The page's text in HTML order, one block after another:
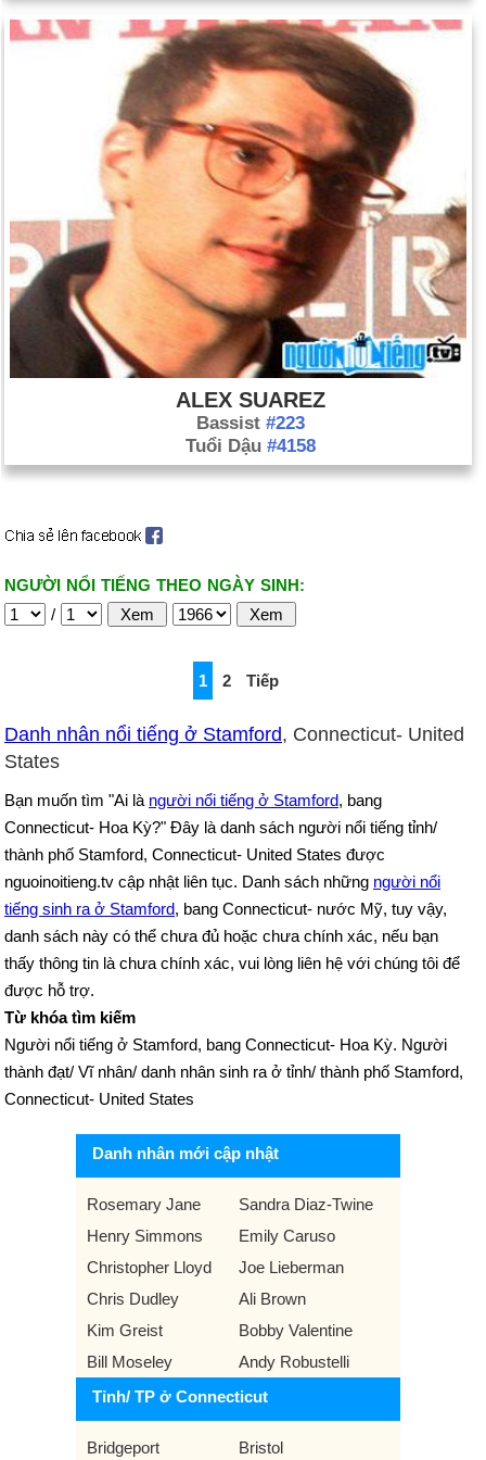
ALEX SUAREZ
Bassist #223
Tuổi Dậu #4158
NGƯỜI NỔI TIẾNG THEO NGÀY SINH:
/
1 2 Tiếp
Danh nhân nổi tiếng ở Stamford, Connecticut- United
States
Bạn muốn tìm "Ai là người nổi tiếng ở Stamford, bang
Connecticut- Hoa Kỳ?" Đây là danh sách người nổi tiếng tỉnh/
thành phố Stamford, Connecticut- United States được
nguoinoitieng.tv cập nhật liên tục. Danh sách những người nổi
tiếng sinh ra ở Stamford, bang Connecticut- nước Mỹ, tuy vậy,
danh sách này có thể chưa đủ hoặc chưa chính xác, nếu bạn
thấy thông tin là chưa chính xác, vui lòng liên hệ với chúng tôi để
được hỗ trợ.
Từ khóa tìm kiếm
Người nổi tiếng ở Stamford, bang Connecticut- Hoa Kỳ. Người
thành đạt/ Vĩ nhân/ danh nhân sinh ra ở tỉnh/ thành phố Stamford,
Connecticut- United States
Danh nhân mới cập nhật
Rosemary Jane
Sandra Diaz-Twine
Henry Simmons
Emily Caruso
Christopher Lloyd
Joe Lieberman
Chris Dudley
Ali Brown
Kim Greist
Bobby Valentine
Bill Moseley
Andy Robustelli
Tỉnh/ TP ở Connecticut
Bridgeport
Bristol